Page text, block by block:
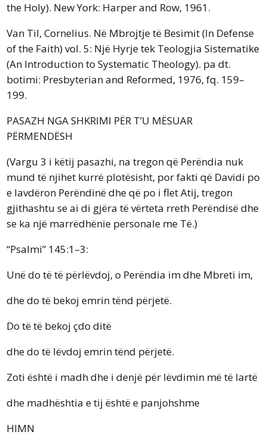
the Holy). New York: Harper and Row, 1961.
Van Til, Cornelius. Në Mbrojtje të Besimit (In Defense
of the Faith) vol. 5: Një Hyrje tek Teologjia Sistematike
(An Introduction to Systematic Theology). pa dt.
botimi: Presbyterian and Reformed, 1976, fq. 159–
199.
PASAZH NGA SHKRIMI PËR T’U MËSUAR
PËRMENDËSH
(Vargu 3 i këtij pasazhi, na tregon që Perëndia nuk
mund të njihet kurrë plotësisht, por fakti që Davidi po
e lavdëron Perëndinë dhe që po i flet Atij, tregon
gjithashtu se ai di gjëra të vërteta rreth Perëndisë dhe
se ka një marrëdhënie personale me Të.)
“Psalmi” 145:1–3:
Unë do të të përlëvdoj, o Perëndia im dhe Mbreti im,
dhe do të bekoj emrin tënd përjetë.
Do të të bekoj çdo ditë
dhe do të lëvdoj emrin tënd përjetë.
Zoti është i madh dhe i denjë për lëvdimin më të lartë
dhe madhështia e tij është e panjohshme
HIMN